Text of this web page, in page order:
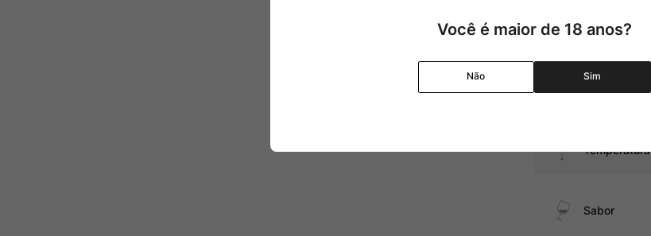
Temperatura
Sabor
Você é maior de 18 anos?
Não Sim